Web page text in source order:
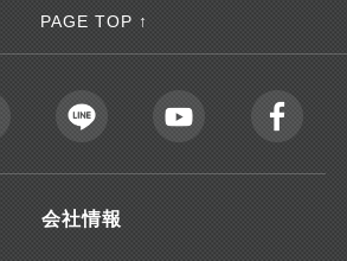
PAGE TOP ↑
会社情報